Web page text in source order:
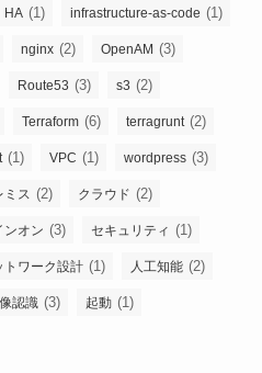
HA (1) infrastructure-as-code (1)
nginx (2) OpenAM (3)
Route53 (3) s3 (2)
Terraform (6) terragrunt(2)
(1) VPC (1) wordpress (3)
ミス (2) クラウド (2)
ンオン (3) セキュリティ (1)
トワーク設計 (1) 人工知能 (2)
認識 (3) 起動 (1)